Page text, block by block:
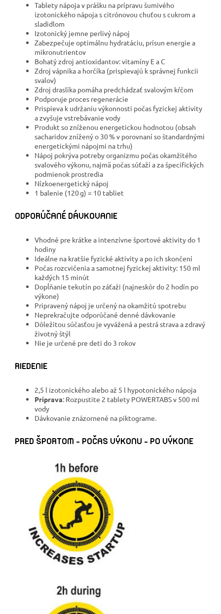
Tablety nápoja v prášku na prípravu šumivého
izotonického nápoja s citrónovou chuťou s cukrom a
sladidlom
Izotonický jemne perlivý nápoj
Zabezpečuje optimálnu hydratáciu, prísun energie a
mikronutrientov
Bohatý zdroj antioxidantov: vitamíny E a C
Zdroj vápnika a horčíka (prispievajú k správnej funkcii
svalov)
Zdroj draslíka pomáha predchádzať svalovým kŕčom
Podporuje proces regenerácie
Prispieva k udržaniu výkonnosti počas fyzickej aktivity
a zvyšuje vstrebávanie vody
Produkt so zníženou energetickou hodnotou (obsah
sacharidov znížený o 30 % v porovnaní so štandardnými
energetickými nápojmi na trhu)
Nápoj pokrýva potreby organizmu počas okamžitého
svalového výkonu, najmä počas súťaží a za špecifických
podmienok prostredia
Nízkoenergetický nápoj
1 balenie (120 g) = 10 tabliet
ODPORÚČANÉ DÁVKOVANIE
Vhodné pre krátke a intenzívne športové aktivity do 1
hodiny
Ideálne na kratšie fyzické aktivity a po ich skončení
Počas rozcvičenia a samotnej fyzickej aktivity: 150 ml
každých 15 minút
Dopĺňanie tekutín po záťaži (najneskôr do 2 hodín po
výkone)
Pripravený nápoj je určený na okamžitú spotrebu
Neprekračujte odporúčané denné dávkovanie
Dôležitou súčasťou je vyvážená a pestrá strava a zdravý
životný štýl
Nie je určené pre deti do 3 rokov
RIEDENIE
2,5 l izotonického alebo až 5 l hypotonického nápoja
Príprava: Rozpustite 2 tablety POWERTABS v 500 ml
vody
Dávkovanie znázornené na piktograme.
PRED ŠPORTOM – POČAS VÝKONU – PO VÝKONE